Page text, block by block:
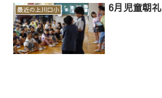
最近の上川口小 6月児童朝礼